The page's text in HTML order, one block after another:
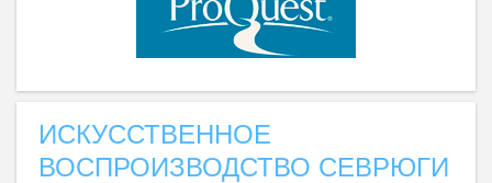
ИСКУССТВЕННОЕ
ВОСПРОИЗВОДСТВО СЕВРЮГИ